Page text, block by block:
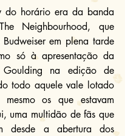
do horário era da banda
Neighbourhood, que
em plena tarde
só à apresentação da
Goulding na edição de
todo aquele vale lotado
os que estavam
uma multidão de fãs que
desde a abertura dos